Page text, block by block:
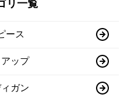
リ一覧
ース
ップ
ガン